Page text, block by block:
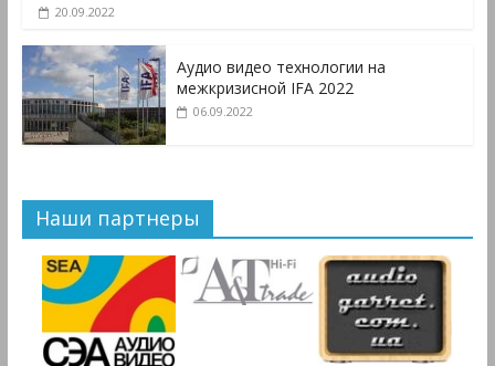
20.09.2022
Аудио видео технологии на
межкризисной IFA 2022
06.09.2022
Наши партнеры